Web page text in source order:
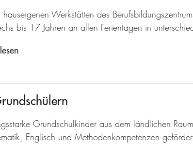
hauseigenen Werkstätten des
bis 17 Jahren an allen Ferientagen in
Grundschulkinder aus dem ländlichen
Englisch und Methodenkompetenzen